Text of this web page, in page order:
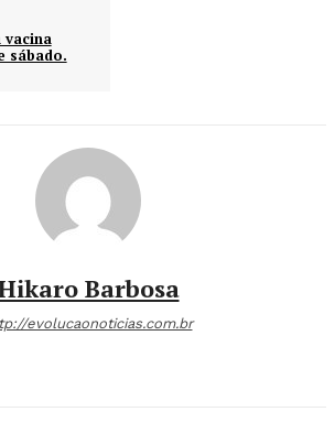
vacina
sábado.
Barbosa
evolucaonoticias.com.br